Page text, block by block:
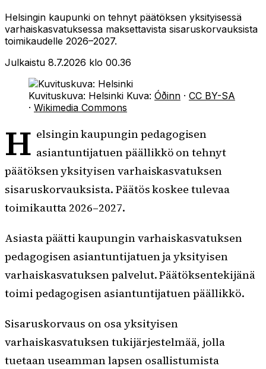
Helsingin kaupunki on tehnyt päätöksen yksityisessä
varhaiskasvatuksessa maksettavista sisaruskorvauksista
toimikaudelle 2026–2027.
Julkaistu 8.7.2026 klo 00.36
Kuvituskuva: Helsinki Kuva: Óðinn · CC BY-SA
· Wikimedia Commons
H elsingin kaupungin pedagogisen
asiantuntijatuen päällikkö on tehnyt
päätöksen yksityisen varhaiskasvatuksen
sisaruskorvauksista. Päätös koskee tulevaa
toimikautta 2026–2027.
Asiasta päätti kaupungin varhaiskasvatuksen
pedagogisen asiantuntijatuen ja yksityisen
varhaiskasvatuksen palvelut. Päätöksentekijänä
toimi pedagogisen asiantuntijatuen päällikkö.
Sisaruskorvaus on osa yksityisen
varhaiskasvatuksen tukijärjestelmää, jolla
tuetaan useamman lapsen osallistumista